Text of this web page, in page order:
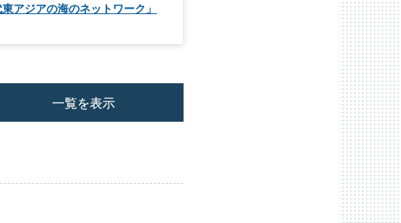
アジアの海のネットワーク」
一覧を表示